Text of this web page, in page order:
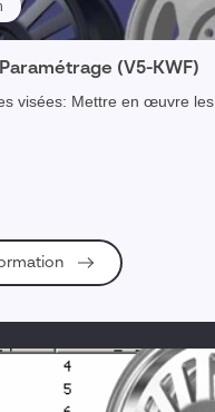
pour la CAO
risques & conformité
(V5-KWF)
œuvre les outils de